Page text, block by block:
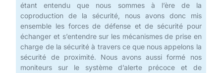
étant entendu que nous sommes à l’ère de la
coproduction de la sécurité, nous avons donc mis
ensemble les forces de défense et de sécurité pour
échanger et s’entendre sur les mécanismes de prise en
charge de la sécurité à travers ce que nous appelons la
sécurité de proximité. Nous avons aussi formé nos
moniteurs sur le système d’alerte précoce et de